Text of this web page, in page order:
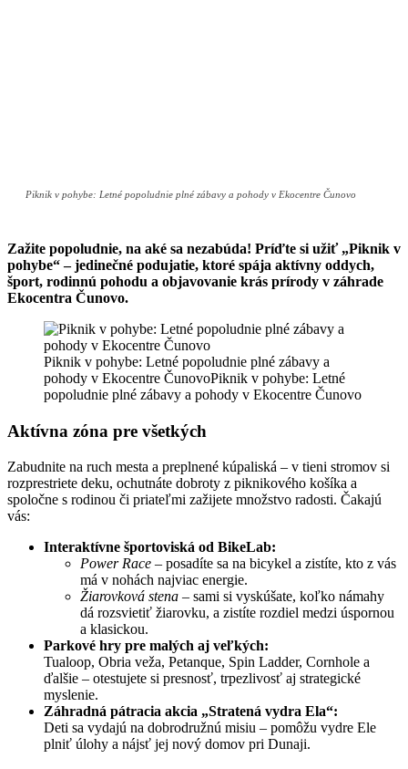
Piknik v pohybe: Letné popoludnie plné zábavy a pohody v Ekocentre Čunovo
Zažite popoludnie, na aké sa nezabúda! Príďte si užiť „Piknik v
pohybe“ – jedinečné podujatie, ktoré spája aktívny oddych,
šport, rodinnú pohodu a objavovanie krás prírody v záhrade
Ekocentra Čunovo.
Piknik v pohybe: Letné popoludnie plné zábavy a
pohody v Ekocentre ČunovoPiknik v pohybe: Letné
popoludnie plné zábavy a pohody v Ekocentre Čunovo
Aktívna zóna pre všetkých
Zabudnite na ruch mesta a preplnené kúpaliská – v tieni stromov si
rozprestriete deku, ochutnáte dobroty z piknikového košíka a
spoločne s rodinou či priateľmi zažijete množstvo radosti. Čakajú
vás:
Interaktívne športoviská od BikeLab:
Power Race – posadíte sa na bicykel a zistíte, kto z vás
má v nohách najviac energie.
Žiarovková stena – sami si vyskúšate, koľko námahy
dá rozsvietiť žiarovku, a zistíte rozdiel medzi úspornou
a klasickou.
Parkové hry pre malých aj veľkých:
Tualoop, Obria veža, Petanque, Spin Ladder, Cornhole a
ďalšie – otestujete si presnosť, trpezlivosť aj strategické
myslenie.
Záhradná pátracia akcia „Stratená vydra Ela“:
Deti sa vydajú na dobrodružnú misiu – pomôžu vydre Ele
plniť úlohy a nájsť jej nový domov pri Dunaji.